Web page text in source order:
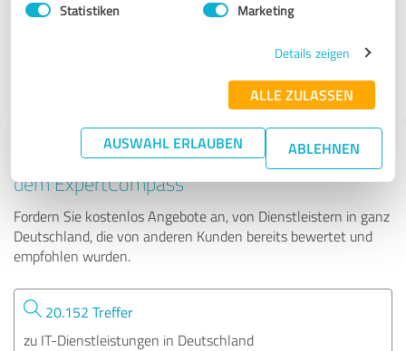
Statistiken Marketing
Details zeigen
ALLE ZULASSEN
AUSWAHL ERLAUBEN ABLEHNEN
Tipp: Die passenden Experten finden - mit
dem ExpertCompass
Fordern Sie kostenlos Angebote an, von Dienstleistern in ganz
Deutschland, die von anderen Kunden bereits bewertet und
empfohlen wurden.
20.152 Treffer
zu IT-Dienstleistungen in Deutschland